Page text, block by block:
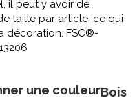
il peut y avoir de
taille par article, ce qui
décoration. FSC®-
une couleurBois